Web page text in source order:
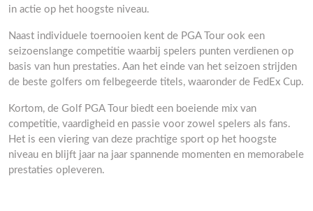
in actie op het hoogste niveau.
Naast individuele toernooien kent de PGA Tour ook een
seizoenslange competitie waarbij spelers punten verdienen op
basis van hun prestaties. Aan het einde van het seizoen strijden
de beste golfers om felbegeerde titels, waaronder de FedEx Cup.
Kortom, de Golf PGA Tour biedt een boeiende mix van
competitie, vaardigheid en passie voor zowel spelers als fans.
Het is een viering van deze prachtige sport op het hoogste
niveau en blijft jaar na jaar spannende momenten en memorabele
prestaties opleveren.